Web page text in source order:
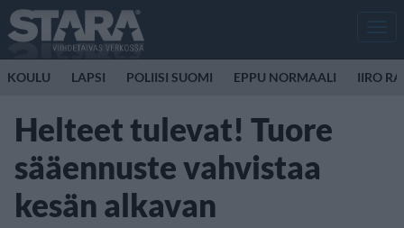
KOULU LAPSI POLIISI SUOMI EPPU NORMAALI IIRO
Helteet tulevat! Tuore
sääennuste vahvistaa
kesän alkavan